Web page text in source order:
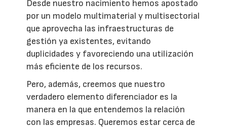
Desde nuestro nacimiento hemos apostado
por un modelo multimaterial y multisectorial
que aprovecha las infraestructuras de
gestión ya existentes, evitando
duplicidades y favoreciendo una utilización
más eficiente de los recursos.
Pero, además, creemos que nuestro
verdadero elemento diferenciador es la
manera en la que entendemos la relación
con las empresas. Queremos estar cerca de